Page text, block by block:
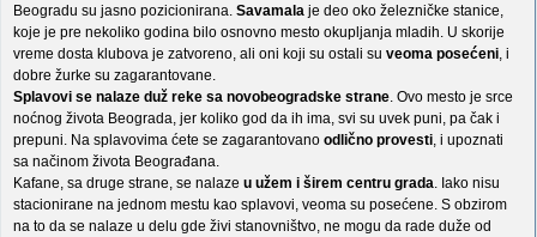
Beogradu su jasno pozicionirana. Savamala je deo oko železničke stanice,
koje je pre nekoliko godina bilo osnovno mesto okupljanja mladih. U skorije
vreme dosta klubova je zatvoreno, ali oni koji su ostali su veoma posećeni, i
dobre žurke su zagarantovane.
Splavovi se nalaze duž reke sa novobeogradske strane. Ovo mesto je srce
noćnog života Beograda, jer koliko god da ih ima, svi su uvek puni, pa čak i
prepuni. Na splavovima ćete se zagarantovano odlično provesti, i upoznati
sa načinom života Beograđana.
Kafane, sa druge strane, se nalaze u užem i širem centru grada. Iako nisu
stacionirane na jednom mestu kao splavovi, veoma su posećene. S obzirom
na to da se nalaze u delu gde živi stanovništvo, ne mogu da rade duže od